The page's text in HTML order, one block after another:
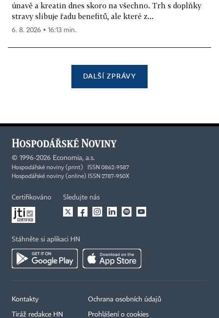
únavě a kreatin dnes skoro na všechno. Trh s doplňky
stravy slibuje řadu benefitů, ale které z...
6. 8. 2026 ▪ 16:13 min.
DALŠÍ ZPRÁVY
© 1996-2026 Economia, a.s.
Hospodářské noviny (print) ISSN 0862-9587
Hospodářské noviny (online) ISSN 2787-950X
Certifikováno Sledujte nás
Stáhněte si aplikaci HN
Kontakty
Tiráž redakce HN
Ochrana osobních údajů
Prohlášení o cookies